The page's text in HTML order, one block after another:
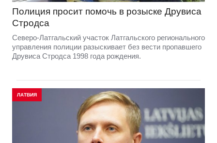
Полиция просит помочь в розыске Друвиса
Стродса
Северо-Латгальский участок Латгальского регионального
управления полиции разыскивает без вести пропавшего
Друвиса Стродса 1998 года рождения.
ЛАТВИЯ